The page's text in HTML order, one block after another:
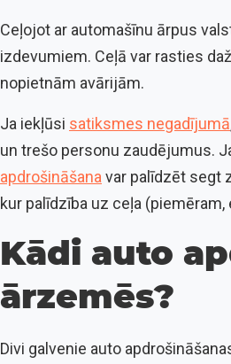
Ceļojot ar automašīnu ārpus
izdevumiem. Ceļā var rasties
nopietnām avārijām.
Ja iekļūsi satiksmes negadījumā
un trešo personu zaudējumus.
apdrošināšanavar palīdzēt segt
kur palīdzība uz ceļa
Kādi auto
ārzemēs?
Divi galvenie auto